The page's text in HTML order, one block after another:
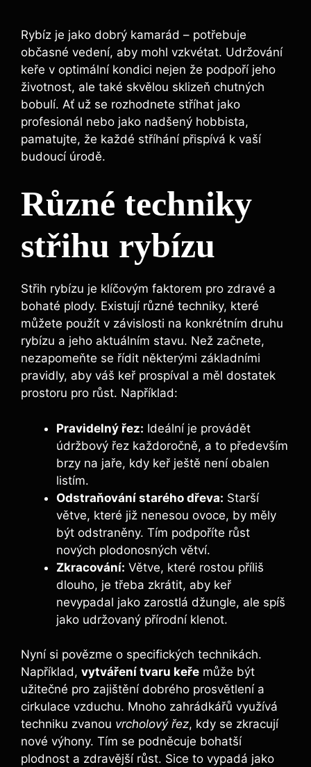
Rybíz je jako dobrý kamarád – potřebuje
občasné vedení, aby mohl vzkvétat. Udržování
keře v optimální kondici nejen že podpoří jeho
životnost, ale také skvělou sklizeň chutných
bobulí. Ať už se rozhodnete stříhat jako
profesionál nebo jako nadšený hobbista,
pamatujte, že každé stříhání přispívá k vaší
budoucí úrodě.
Různé techniky
střihu rybízu
Střih rybízu je klíčovým faktorem pro zdravé a
bohaté plody. Existují různé techniky, které
můžete použít v závislosti na konkrétním druhu
rybízu a jeho aktuálním stavu. Než začnete,
nezapomeňte se řídit některými základními
pravidly, aby váš keř prospíval a měl dostatek
prostoru pro růst. Například:
Pravidelný řez: Ideální je provádět
údržbový řez každoročně, a to především
brzy na jaře, kdy keř ještě není obalen
listím.
Odstraňování starého dřeva: Starší
větve, které již nenesou ovoce, by měly
být odstraněny. Tím podpoříte růst
nových plodonosných větví.
Zkracování: Větve, které rostou příliš
dlouho, je třeba zkrátit, aby keř
nevypadal jako zarostlá džungle, ale spíš
jako udržovaný přírodní klenot.
Nyní si povězme o specifických technikách.
Například, vytváření tvaru keře může být
užitečné pro zajištění dobrého prosvětlení a
cirkulace vzduchu. Mnoho zahrádkářů využívá
techniku zvanou vrcholový řez, kdy se zkracují
nové výhony. Tím se podněcuje bohatší
plodnost a zdravější růst. Sice to vypadá jako